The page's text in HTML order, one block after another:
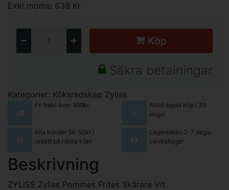
Exkl moms: 639 Kr
Köp
Säkra betalningar
Kategorier: Köksredskap Zyliss
Fri frakt över 999kr
Alltid öppet köp i 30
dagar
Alla kunder får 50kr i
rabatt på nästa köp!
Lagersaldo: 2-7 dagar
centrallager
Beskrivning
ZYLISS Zyliss Pommes Frites Skärare Vit